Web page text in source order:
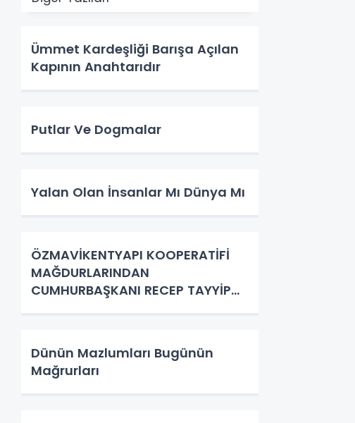
Ümmet Kardeşliği Barışa Açılan
Kapının Anahtarıdır
Putlar Ve Dogmalar
Yalan Olan İnsanlar Mı Dünya Mı
ÖZMAVİKENTYAPI KOOPERATİFİ
MAĞDURLARINDAN
CUMHURBAŞKANI RECEP TAYYİP
Dünün Mazlumları Bugünün
Mağrurları